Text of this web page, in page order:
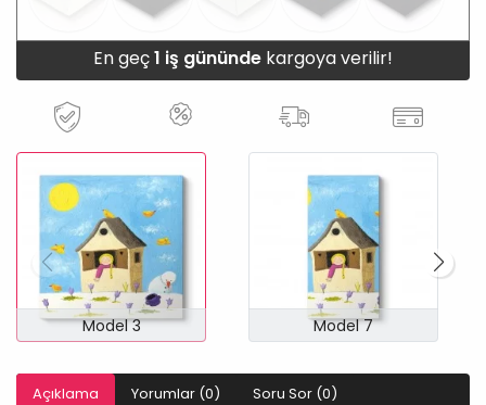
En geç1 iş gününde kargoya verilir!
Model 3 Model 7
Açıklama Yorumlar (0) Soru Sor (0)